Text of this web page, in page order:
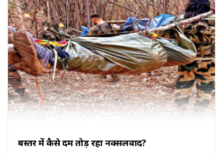
बस्तर में कैसे दम तोड़ रहा नक्सलवाद?